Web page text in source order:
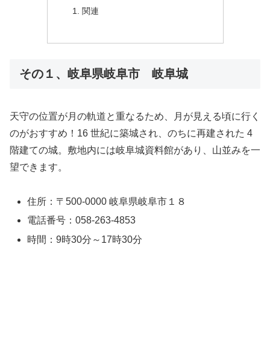
関連
その１、岐阜県岐阜市 岐阜城
天守の位置が月の軌道と重なるため、月が見える頃に行く
のがおすすめ！16 世紀に築城され、のちに再建された 4
階建ての城。敷地内には岐阜城資料館があり、山並みを一
望できます。
住所：〒500-0000 岐阜県岐阜市１８
電話番号：058-263-4853
時間：9時30分～17時30分